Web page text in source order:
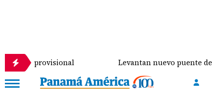
Levantan nuevo puente de $900 mil